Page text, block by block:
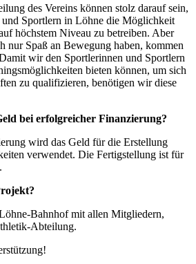
des Vereins können stolz darauf sein,
und Sportlern in Löhne die Möglichkeit
höchstem Niveau zu betreiben. Aber
nur Spaß an Bewegung haben, kommen
wir den Sportlerinnen und Sportlern
bieten können, um sich
zu qualifizieren, benötigen wir diese
bei erfolgreicher Finanzierung?
wird das Geld für die Erstellung
verwendet. Die Fertigstellung ist für
Bahnhof mit allen Mitgliedern,
Abteilung.